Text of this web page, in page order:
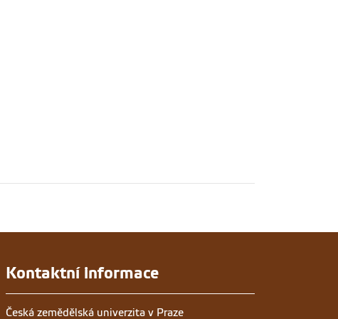
Kontaktní informace
Česká zemědělská univerzita v Praze